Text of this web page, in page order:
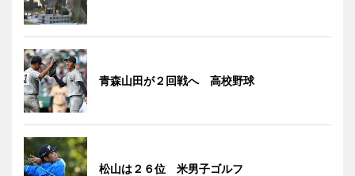
青森山田が２回戦へ 高校野球
松山は２６位 米男子ゴルフ